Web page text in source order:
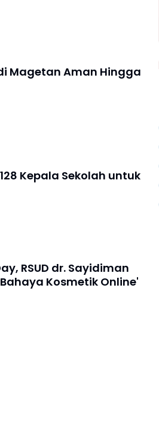
Magetan Aman Hingga
Kepala Sekolah untuk
RSUD dr. Sayidiman
Kosmetik Online'